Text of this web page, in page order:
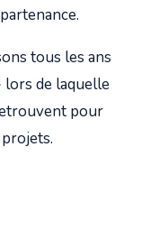
tous les ans
lors de laquelle
pour